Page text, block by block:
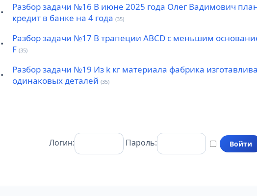
•
Разбор задачи №16 В июне 2025 года Олег Вадимович
кредит в банке на 4 года (35)
•
Разбор задачи №17 В трапеции ABCD с меньшим
F (35)
•
Разбор задачи №19 Из k кг материала фабрика
одинаковых деталей (35)
Логин: Пароль: